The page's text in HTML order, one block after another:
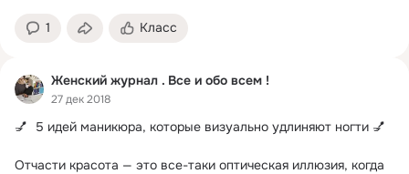
1 Класс
Женский журнал . Все и обо всем !
27 дек 2018
💅  5 идей маникюра, которые визуально удлиняют ногти 💅
Отчасти красота — это все-таки оптическая иллюзия, когда